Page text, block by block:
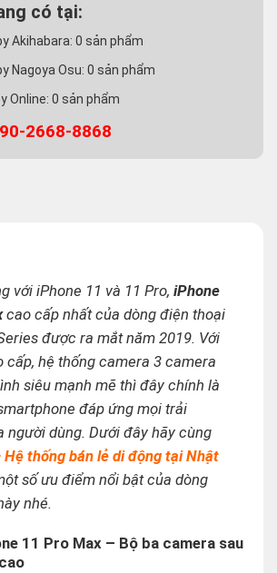
có tại:
Akihabara: 0 sản phẩm
Nagoya Osu: 0 sản phẩm
Online: 0 sản phẩm
2668-8868
với iPhone 11 và 11 Pro,iPhone
cao cấp nhất của dòng điện thoại
được ra mắt năm 2019. Với
cấp, hệ thống camera 3 camera
siêu mạnh mẽ thì đây chính là
đáp ứng mọi trải
người dùng. Dưới đây hãy cùng
Hệ thống bán lẻ di động tại Nhật
số ưu điểm nổi bật của dòng
nhé.
11 Pro Max – Bộ ba camera sau